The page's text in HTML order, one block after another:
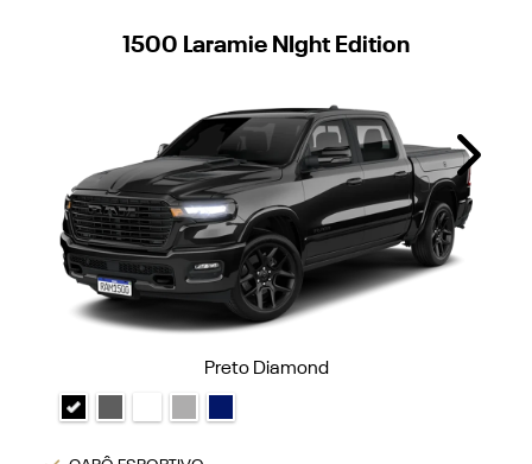
1500 Laramie NIght Edition
Preto Diamond
Next